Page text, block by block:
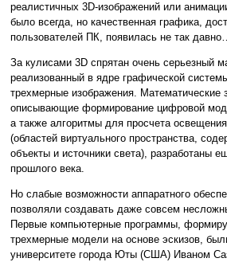
реалистичных 3D-изображений или
было всегда, но качественная графика,
пользователей ПК, появилась не так
За кулисами 3D спрятан очень серьезный
реализованный в ядре графической
трехмерные изображения. Математические
описывающие формирование цифровой
а также алгоритмы для просчета
(областей виртуального пространства,
объекты и источники света), разработаны
прошлого века.
Но слабые возможности аппаратного
позволяли создавать даже совсем
Первые компьютерные программы,
трехмерные модели на основе эскизов,
университете города Юты (США) Иваном